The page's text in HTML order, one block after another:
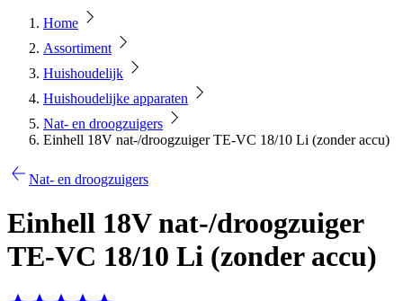
Home
Assortiment
Huishoudelijk
Huishoudelijke apparaten
Nat- en droogzuigers
Einhell 18V nat-/droogzuiger TE-VC 18/10 Li (zonder accu)
Nat- en droogzuigers
Einhell 18V nat-/droogzuiger
TE-VC 18/10 Li (zonder accu)